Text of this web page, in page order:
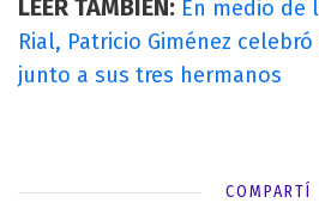
LEER TAMBIÉN: En medio de
Rial, Patricio Giménez
junto a sus tres hermanos
COMPARTÍ